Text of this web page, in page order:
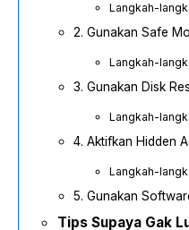
Langkah-
2. Gunakan Safe
Langkah-
3. Gunakan Disk
Langkah-
4. Aktifkan Hidden
Langkah-
5. Gunakan
Tips Supaya Gak